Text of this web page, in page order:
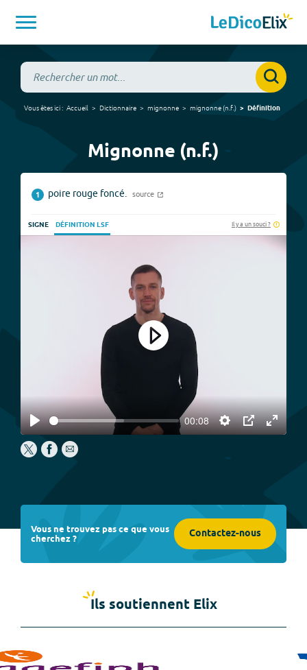
Vous êtes ici : Accueil Dictionnaire mignonne mignonne(n.f.) Définition
Mignonne (n.f.)
1 poire rouge foncé. source
SIGNE DÉFINITION LSF Il y a un souci ?
Play
00:08
Settings
PIP
Enter
Play
Vous ne trouvez pas ce que vous
cherchez ? Contactez-nous
Ils soutiennent Elix